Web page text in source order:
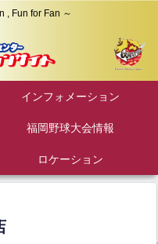
, Fun for Fan ～
インフォメーション
福岡野球大会情報
ロケーション